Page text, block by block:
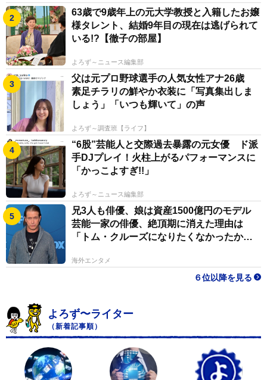
63歳で9歳年上の元大学教授と入籍したお嬢
様タレント、結婚9年目の現在は逃げられて
いる!?【徹子の部屋】
よろず～ニュース編集部
父は元プロ野球選手の人気女性アナ26歳
素足チラリの鮮やか衣装に「写真集出しま
しょう」「いつも輝いて」の声
よろず～調査班【ライフ】
“6股”芸能人と交際過去暴露の元女優 ド派
手DJプレイ！火柱上がるパフォーマンスに
「かっこよすぎ!!」
よろず～ニュース編集部
兄3人も俳優、娘は資産1500億円のモデル
芸能一家の俳優、絶頂期に消えた理由は
「トム・クルーズになりたくなかったか
海外エンタメ
６位以降を見る
よろず〜ライター
（新着記事順）